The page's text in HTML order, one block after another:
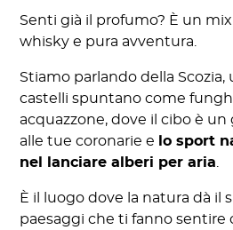
Senti già il profumo? È un
whisky e pura avventura.
Stiamo parlando della Scozia,
castelli spuntano come
acquazzone, dove il cibo è
alle tue coronarie e lo sport
nel lanciare alberi per aria
È il luogo dove la natura dà il
paesaggi che ti fanno sentire